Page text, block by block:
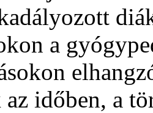
a
időben, a